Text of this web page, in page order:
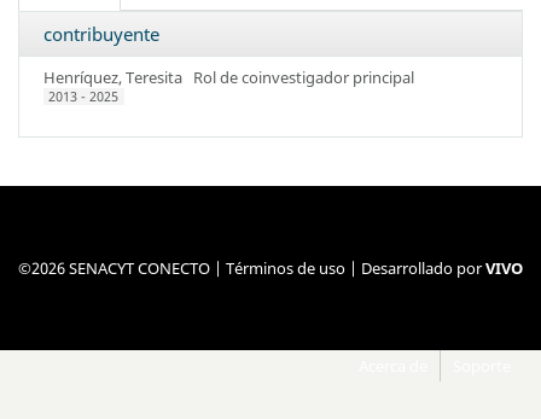
contribuyente
Henríquez, Teresita Rol de coinvestigador principal
2013 - 2025
©2026 SENACYT CONECTO | Términos de uso | Desarrollado porVIVO